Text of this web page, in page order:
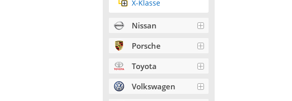
X-Klasse
Nissan
Porsche
Toyota
Volkswagen